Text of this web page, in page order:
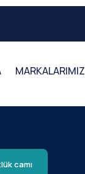
MARKALARIMIZ
camı